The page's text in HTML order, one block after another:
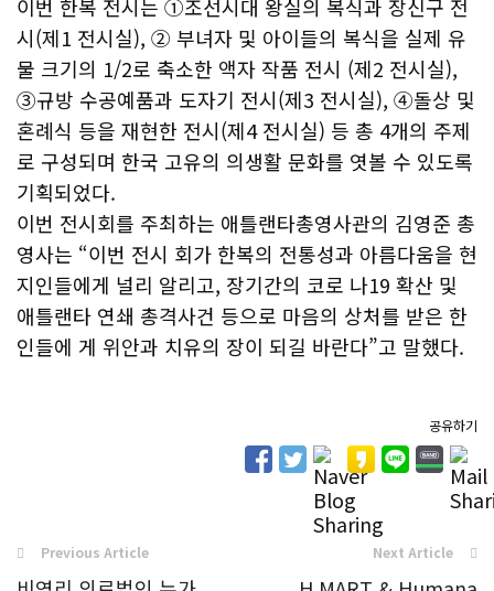
이번 한복 전시는 ①조선시대 왕실의 복식과 장신구 전
시(제1 전시실), ② 부녀자 및 아이들의 복식을 실제 유
물 크기의 1/2로 축소한 액자 작품 전시 (제2 전시실),
③규방 수공예품과 도자기 전시(제3 전시실), ④돌상 및
혼례식 등을 재현한 전시(제4 전시실) 등 총 4개의 주제
로 구성되며 한국 고유의 의생활 문화를 엿볼 수 있도록
기획되었다.
이번 전시회를 주최하는 애틀랜타총영사관의 김영준 총
영사는 “이번 전시 회가 한복의 전통성과 아름다움을 현
지인들에게 널리 알리고, 장기간의 코로 나19 확산 및
애틀랜타 연쇄 총격사건 등으로 마음의 상처를 받은 한
인들에 게 위안과 치유의 장이 되길 바란다”고 말했다.
공유하기
Previous Article Next Article